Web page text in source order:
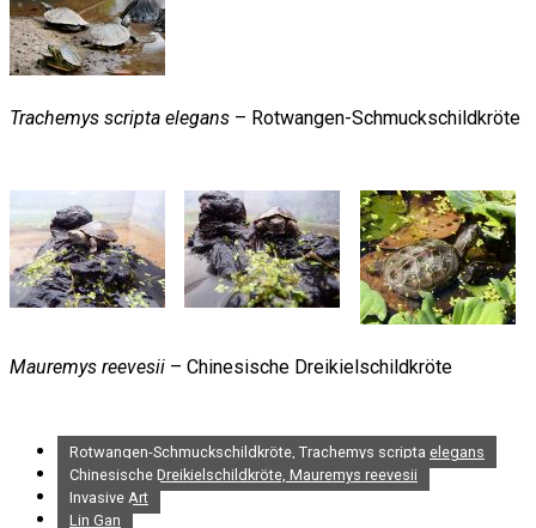
Trachemys scripta elegans – Rotwangen-Schmuckschildkröte
Mauremys reevesii – Chinesische Dreikielschildkröte
Rotwangen-Schmuckschildkröte, Trachemys scripta elegans
Chinesische Dreikielschildkröte, Mauremys reevesii
Invasive Art
Lin Gan